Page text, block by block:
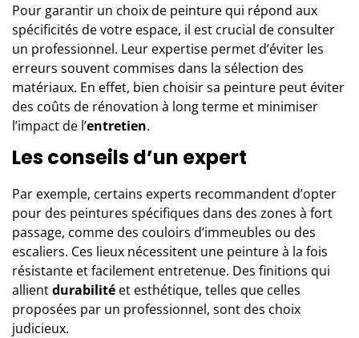
Pour garantir un choix de peinture qui répond aux
spécificités de votre espace, il est crucial de consulter
un professionnel. Leur expertise permet d’éviter les
erreurs souvent commises dans la sélection des
matériaux. En effet, bien choisir sa peinture peut éviter
des coûts de rénovation à long terme et minimiser
l’impact de l’entretien.
Les conseils d’un expert
Par exemple, certains experts recommandent d’opter
pour des peintures spécifiques dans des zones à fort
passage, comme des couloirs d’immeubles ou des
escaliers. Ces lieux nécessitent une peinture à la fois
résistante et facilement entretenue. Des finitions qui
allientdurabilité et esthétique, telles que celles
proposées par un professionnel, sont des choix
judicieux.